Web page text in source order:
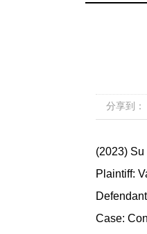
分享到：
(2023)
Plaintiff:
Case: